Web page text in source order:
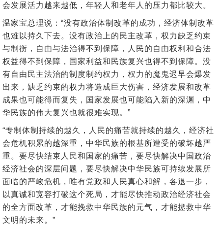
会发展活力越来越低，年轻人和老年人的压力都比较大。
温家宝总理说：“没有政治体制改革的成功，经济体制改革
也难以持久下去。没有政治上的民主改革，权力缺乏约束
与制衡，自由与法治得不到保障，人民的自由权利和合法
权益得不到保障，国家利益和民族复兴也得不到保障。没
有自由民主法治的制度制约权力，权力的魔鬼迟早会爆发
出来，缺乏约束的权力将造成巨大伤害，经济发展和改革
成果也可能得而复失，国家发展也可能陷入新的深渊，中
华民族的伟大复兴也就很难实现。”
“专制体制持续的越久，人民的痛苦就持续的越久，经济社
会危机积累的越深重，中华民族的根基所遭受的破坏越严
重。要尽快结束人民和国家的痛苦，要尽快解决中国政治
经济社会的深层问题，要尽快解决中华民族可持续发展所
面临的严峻危机，唯有党政和人民真心和解，各退一步，
以真诚和宽容打破这个死局，才能尽快推动政治经济社会
的全方面改革，才能挽救中华民族的元气，才能拯救中华
文明的未来。”